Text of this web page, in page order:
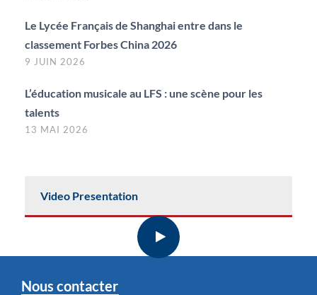
Le Lycée Français de Shanghai entre dans le
classement Forbes China 2026
9 JUIN 2026
L’éducation musicale au LFS : une scène pour les
talents
13 MAI 2026
Video Presentation
Nous contacter